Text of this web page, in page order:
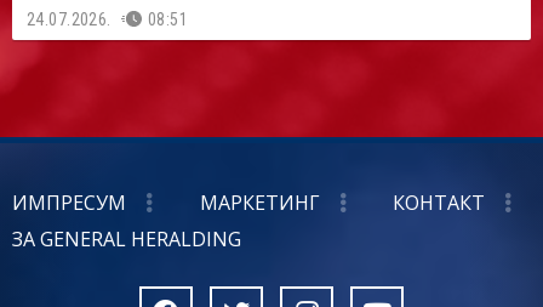
24.07.2026. 08:51
ИМПРЕСУМ МАРКЕТИНГ
КОНТАКТ
ЗА GENERAL HERALDING